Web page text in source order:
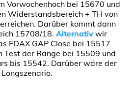
Vorwochenhoch bei 15670 und
Widerstandsbereich + TH von
Darüber kommt dann
15708/18. Alternativ wir
FDAX GAP Close bei 15517
Test der Range bei 15509 und
bis 15542. Darüber wäre der